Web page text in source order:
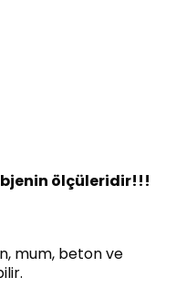
ölçüleridir!!!
mum, beton ve